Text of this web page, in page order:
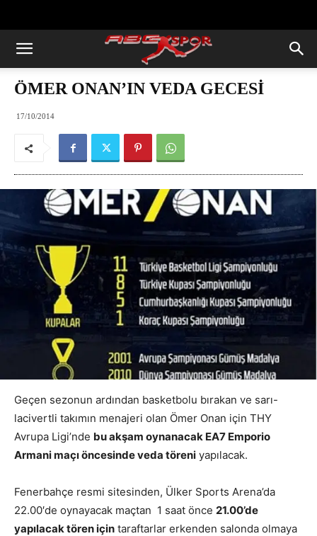
ÖMER ONAN’IN VEDA GECESİ
17/10/2014
Geçen sezonun ardından basketbolu bırakan ve sarı-
lacivertli takımın menajeri olan Ömer Onan için THY
Avrupa Ligi’nde bu akşam oynanacak EA7 Emporio
Armani maçı öncesinde veda töreni yapılacak.
Fenerbahçe resmi sitesinden, Ülker Sports Arena’da
22.00′de oynayacak maçtan 1 saat önce 21.00’de
yapılacak tören için taraftarlar erkenden salonda olmaya